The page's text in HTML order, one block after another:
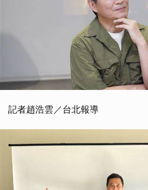
記者趙浩雲／台北報導